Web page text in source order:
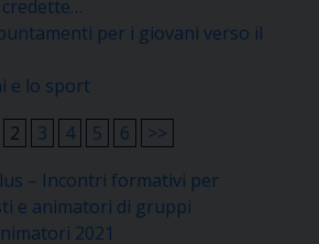
credette…
per i giovani verso il
e lo sport
2 3 4 5 6
>>
– Incontri formativi per
e animatori di gruppi
2021